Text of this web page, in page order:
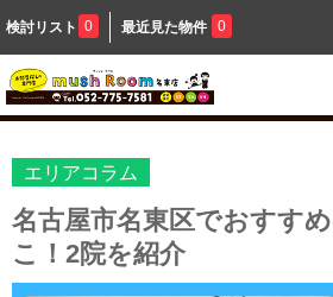
検討リスト 0 最近見た物件 0
エリアコラム
名古屋市名東区でおすす
こ！2院を紹介